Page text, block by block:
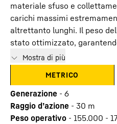
materiale sfuso e
carichi massimi
altrettanto lunghi. Il peso
stato ottimizzato,
Mostra di più
METRICO
Generazione - 6
Raggio d’azione - 30 m
Peso operativo - 155.000 -